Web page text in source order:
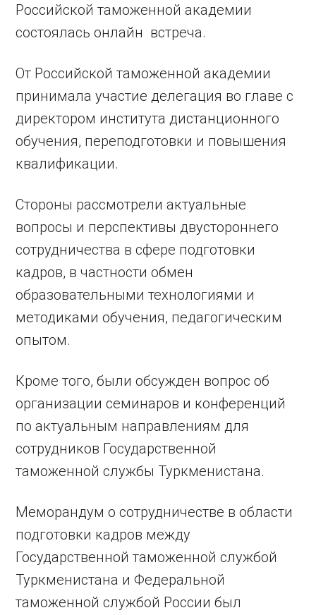
Российской таможенной академии
состоялась онлайн встреча.
От Российской таможенной академии
принимала участие делегация во главе с
директором института дистанционного
обучения, переподготовки и повышения
квалификации.
Стороны рассмотрели актуальные
вопросы и перспективы двустороннего
сотрудничества в сфере подготовки
кадров, в частности обмен
образовательными технологиями и
методиками обучения, педагогическим
опытом.
Кроме того, были обсужден вопрос об
организации семинаров и конференций
по актуальным направлениям для
сотрудников Государственной
таможенной службы Туркменистана.
Меморандум о сотрудничестве в области
подготовки кадров между
Государственной таможенной службой
Туркменистана и Федеральной
таможенной службой России был